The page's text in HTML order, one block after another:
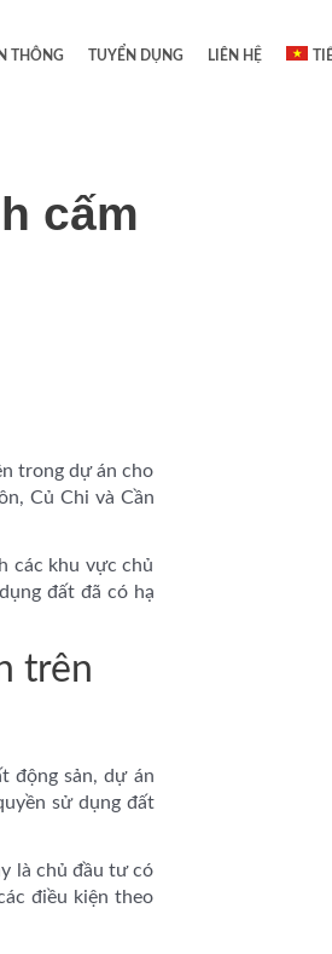
THÔNG TUYỂN DỤNG LIÊN HỆ
cấm
trong dự án cho
Củ Chi và Cần
các khu vực chủ
đất đã có hạ
trên
động sản, dự án
sử dụng đất
là chủ đầu tư có
điều kiện theo